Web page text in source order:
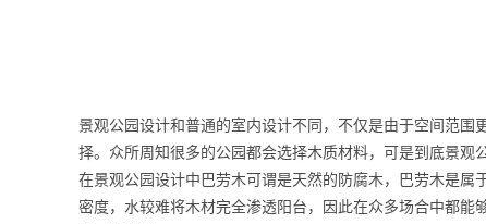
景观公园设计和普通的室内设计不同，不仅是由于空间范
择。众所周知很多的公园都会选择木质材料，可是到底景观
在景观公园设计中巴劳木可谓是天然的防腐木，巴劳木是
密度，水较难将木材完全渗透阳台，因此在众多场合中都能